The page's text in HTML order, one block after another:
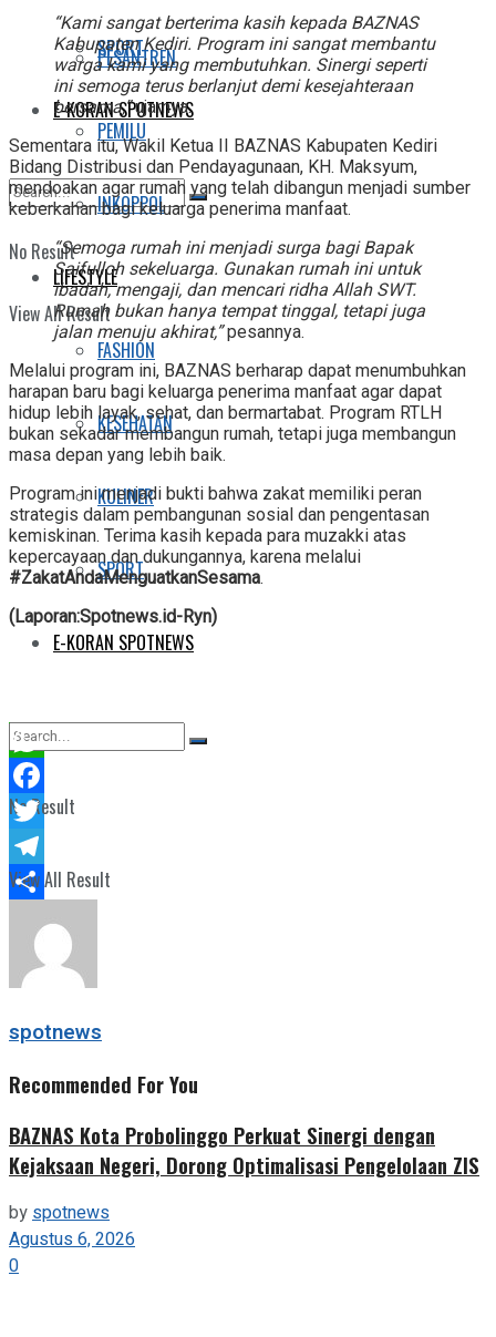
SPORT
E-KORAN SPOTNEWS
No Result
View All Result
PESANTREN
PEMILU
INKOPPOL
LIFESTYLE
FASHION
KESEHATAN
KULINER
SPORT
E-KORAN SPOTNEWS
No Result
View All Result
“Kami sangat berterima kasih kepada BAZNAS
Kabupaten Kediri. Program ini sangat membantu
warga kami yang membutuhkan. Sinergi seperti
ini semoga terus berlanjut demi kesejahteraan
bersama,”ujarnya.
Sementara itu, Wakil Ketua II BAZNAS Kabupaten Kediri
Bidang Distribusi dan Pendayagunaan, KH. Maksyum,
mendoakan agar rumah yang telah dibangun menjadi sumber
keberkahan bagi keluarga penerima manfaat.
“Semoga rumah ini menjadi surga bagi Bapak
Saifulloh sekeluarga. Gunakan rumah ini untuk
ibadah, mengaji, dan mencari ridha Allah SWT.
Rumah bukan hanya tempat tinggal, tetapi juga
jalan menuju akhirat,”pesannya.
Melalui program ini, BAZNAS berharap dapat menumbuhkan
harapan baru bagi keluarga penerima manfaat agar dapat
hidup lebih layak, sehat, dan bermartabat. Program RTLH
bukan sekadar membangun rumah, tetapi juga membangun
masa depan yang lebih baik.
Program ini menjadi bukti bahwa zakat memiliki peran
strategis dalam pembangunan sosial dan pengentasan
kemiskinan. Terima kasih kepada para muzakki atas
kepercayaan dan dukungannya, karena melalui
#ZakatAndaMenguatkanSesama.
(Laporan:Spotnews.id-Ryn)
WhatsApp
Facebook
Twitter
Telegram
Share
spotnews
Recommended For You
BAZNAS Kota Probolinggo Perkuat Sinergi dengan
Kejaksaan Negeri, Dorong Optimalisasi Pengelolaan ZIS
byspotnews
Agustus 6, 2026
0